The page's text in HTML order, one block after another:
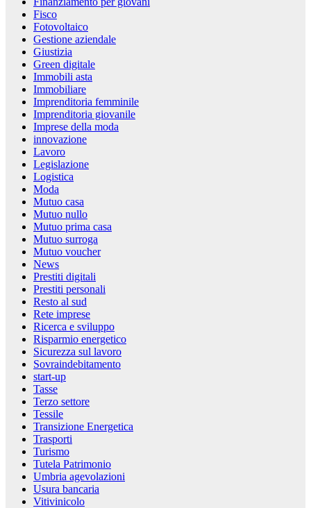
Fisco
Fotovoltaico
Gestione aziendale
Giustizia
Green digitale
Immobili asta
Immobiliare
Imprenditoria femminile
Imprenditoria giovanile
Imprese della moda
innovazione
Lavoro
Legislazione
Logistica
Moda
Mutuo casa
Mutuo nullo
Mutuo prima casa
Mutuo surroga
Mutuo voucher
News
Prestiti digitali
Prestiti personali
Resto al sud
Rete imprese
Ricerca e sviluppo
Risparmio energetico
Sicurezza sul lavoro
Sovraindebitamento
start-up
Tasse
Terzo settore
Tessile
Transizione Energetica
Trasporti
Turismo
Tutela Patrimonio
Umbria agevolazioni
Usura bancaria
Vitivinicolo